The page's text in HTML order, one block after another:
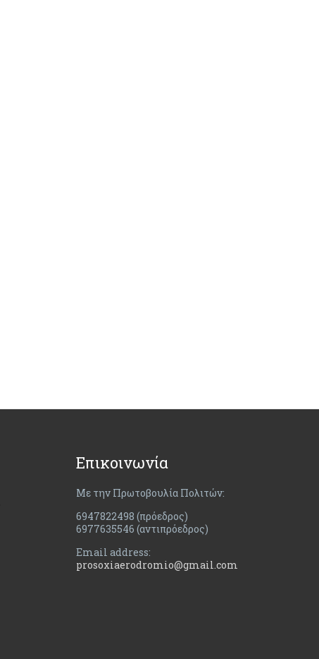
Επικοινωνία
Με την Πρωτοβουλία Πολιτών:
6947822498 (πρόεδρος)
6977635546 (αντιπρόεδρος)
Email address:
prosoxiaerodromio@gmail.com